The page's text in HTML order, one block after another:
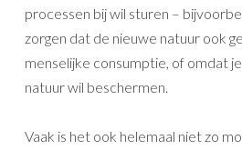
processen bij wil sturen –
zorgen dat de nieuwe natuur ook
menselijke consumptie, of omdat
natuur wil beschermen.
Vaak is het ook helemaal niet zo